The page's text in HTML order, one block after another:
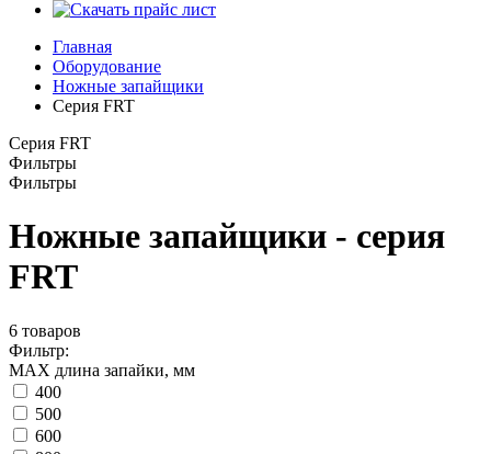
Главная
Оборудование
Ножные запайщики
Серия FRT
Серия FRT
Фильтры
Фильтры
Ножные запайщики - серия
FRT
6 товаров
Фильтр:
МАХ длина запайки, мм
400
500
600